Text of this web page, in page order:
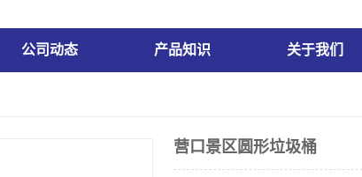
公司动态 产品知识 关于我们
营口景区圆形垃圾桶